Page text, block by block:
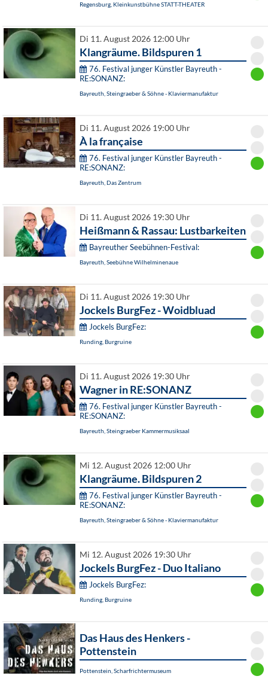
Regensburg, Kleinkunstbühne STATT-THEATER
Di 11. August 2026 12:00 Uhr
Klangräume. Bildspuren 1
76. Festival junger Künstler Bayreuth -
RE:SONANZ:
Bayreuth, Steingraeber & Söhne - Klaviermanufaktur
Di 11. August 2026 19:00 Uhr
À la française
76. Festival junger Künstler Bayreuth -
RE:SONANZ:
Bayreuth, Das Zentrum
Di 11. August 2026 19:30 Uhr
Heißmann & Rassau: Lustbarkeiten
Bayreuther Seebühnen-Festival:
Bayreuth, Seebühne Wilhelminenaue
Di 11. August 2026 19:30 Uhr
Jockels BurgFez - Woidbluad
Jockels BurgFez:
Runding, Burgruine
Di 11. August 2026 19:30 Uhr
Wagner in RE:SONANZ
76. Festival junger Künstler Bayreuth -
RE:SONANZ:
Bayreuth, Steingraeber Kammermusiksaal
Mi 12. August 2026 12:00 Uhr
Klangräume. Bildspuren 2
76. Festival junger Künstler Bayreuth -
RE:SONANZ:
Bayreuth, Steingraeber & Söhne - Klaviermanufaktur
Mi 12. August 2026 19:30 Uhr
Jockels BurgFez - Duo Italiano
Jockels BurgFez:
Runding, Burgruine
Das Haus des Henkers -
Pottenstein
Pottenstein, Scharfrichtermuseum